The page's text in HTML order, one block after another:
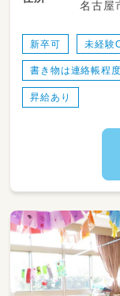
談しや
のや
くこと
名古屋
新卒可 未経験
書き物は連絡帳程度
昇給あり